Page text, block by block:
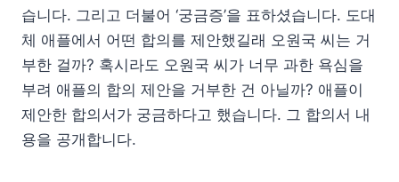
습니다. 그리고 더불어 ‘궁금증’을 표하셨습니다. 도대
체 애플에서 어떤 합의를 제안했길래 오원국 씨는 거
부한 걸까? 혹시라도 오원국 씨가 너무 과한 욕심을
부려 애플의 합의 제안을 거부한 건 아닐까? 애플이
제안한 합의서가 궁금하다고 했습니다. 그 합의서 내
용을 공개합니다.